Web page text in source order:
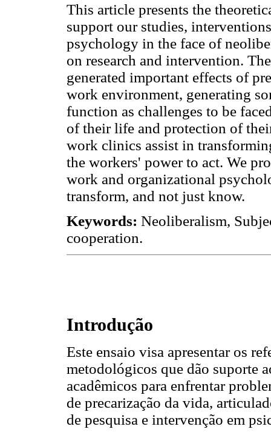
This article presents the
support our studies,
psychology in the face of
on research and intervention.
generated important effects of
work environment, generating
function as challenges to be
of their life and protection of
work clinics assist in
the workers' power to act. We
work and organizational
transform, and not just know.
Keywords: Neoliberalism,
cooperation.
Introdução
Este ensaio visa apresentar os
metodológicos que dão suporte
acadêmicos para enfrentar
de precarização da vida,
de pesquisa e intervenção em